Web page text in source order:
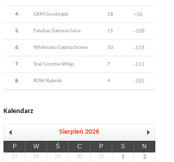
4. GKM Grudziądz 18 +56
5. Falubaz Zielona Góra 15 -108
6. Włókniarz Częstochowa 10 -118
7. Stal Gorzów Wlkp. 7 -111
8. ROW Rybnik 4 -205
Kalendarz
Sierpień 2026
P W Ś C P S N
27 28 29 30 31 1
2